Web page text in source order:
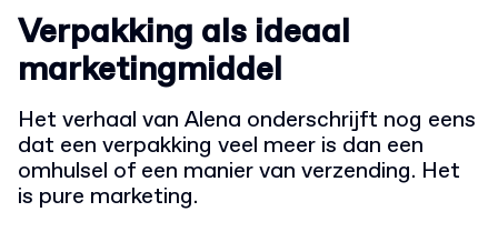
Verpakking als ideaal
marketingmiddel
Het verhaal van Alena onderschrijft nog eens
dat een verpakking veel meer is dan een
omhulsel of een manier van verzending. Het
is pure marketing.